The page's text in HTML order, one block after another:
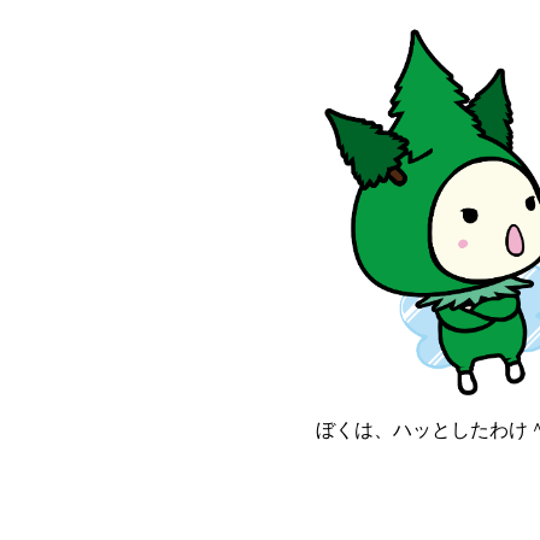
ぼくは、ハッとしたわけ